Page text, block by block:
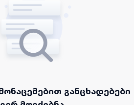
განცხადებები